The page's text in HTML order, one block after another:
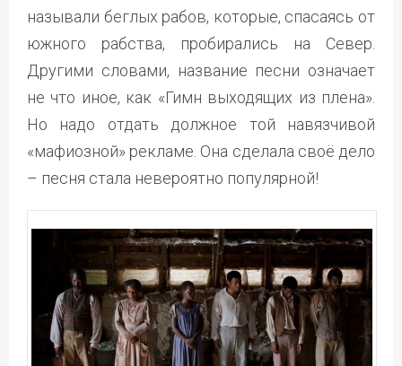
называли беглых рабов, которые, спасаясь от
южного рабства, пробирались на Север.
Другими словами, название песни означает
не что иное, как «Гимн выходящих из плена».
Но надо отдать должное той навязчивой
«мафиозной» рекламе. Она сделала своё дело
– песня стала невероятно популярной!